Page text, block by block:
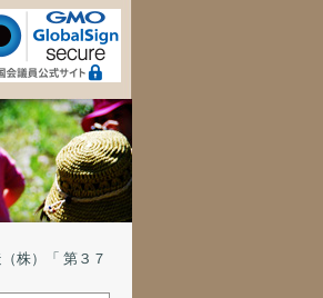
株）「 第３７